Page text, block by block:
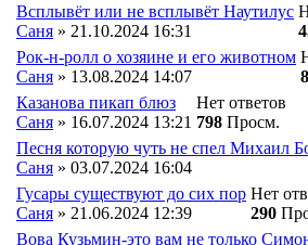
Всплывёт или не всплывёт Наутилус
Саня » 21.10.2024 16:31
Рок-н-ролл о хозяине и его животном
Саня » 13.08.2024 14:07
Казанова пикап блюз
Саня » 16.07.2024 13:21
Нет ответов
798 Просм.
Песня которую чуть не спел Михаил
Саня » 03.07.2024 16:04
Гусары существуют до сих пор
Саня » 21.06.2024 12:39
Нет
290
Вова Кузьмин-это вам не только